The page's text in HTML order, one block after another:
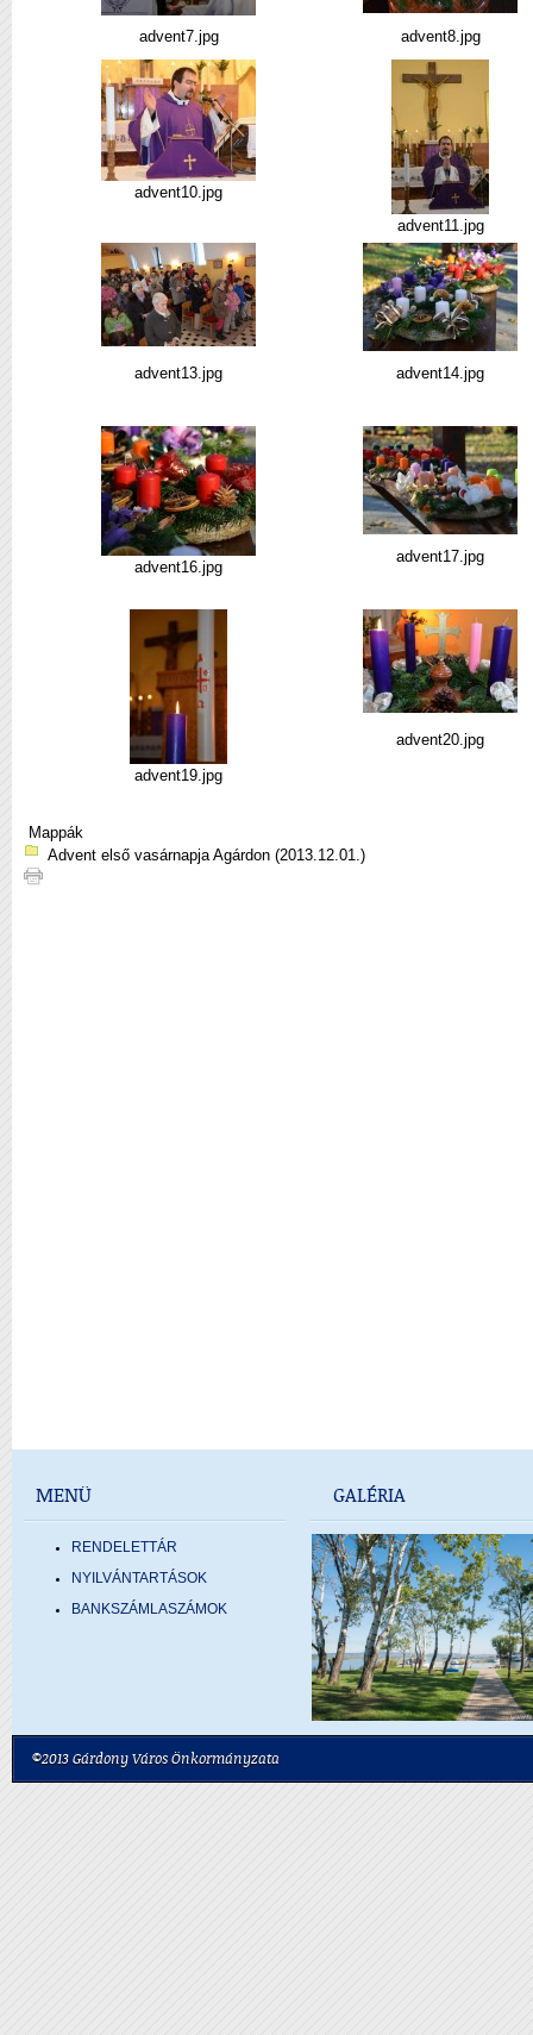
advent7.jpg advent8.jpg
advent10.jpg
advent11.jpg
advent13.jpg advent14.jpg
advent16.jpg
advent17.jpg
advent19.jpg
advent20.jpg
Mappák
Advent első vasárnapja Agárdon (2013.12.01.)
MENÜ
RENDELETTÁR
NYILVÁNTARTÁSOK
BANKSZÁMLASZÁMOK
GALÉRIA
©2013 Gárdony Város Önkormányzata